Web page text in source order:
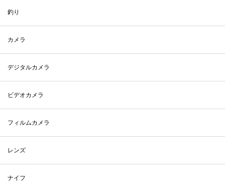
釣り
カメラ
デジタルカメラ
ビデオカメラ
フィルムカメラ
レンズ
ナイフ